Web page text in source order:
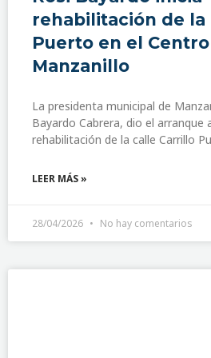
rehabilitación de
Puerto en el
Manzanillo
La presidenta municipal de
Bayardo Cabrera, dio el arranque
rehabilitación de la calle Carrillo
LEER MÁS »
28/04/2026 No hay comentarios